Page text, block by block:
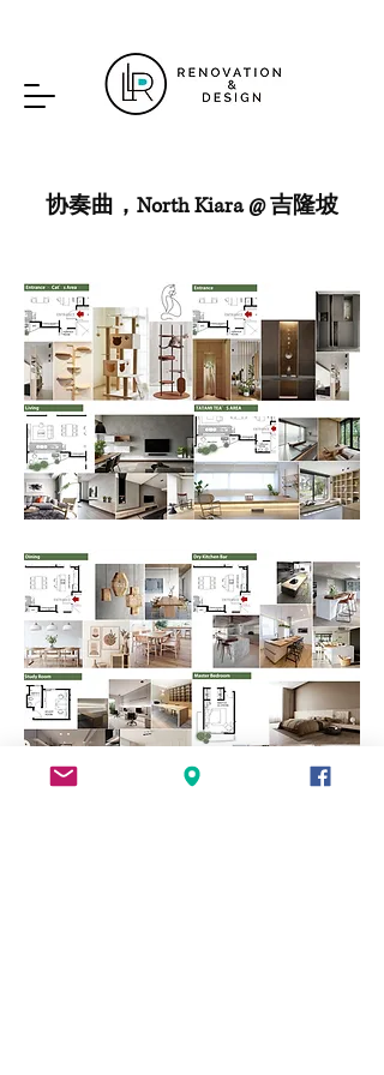
协奏曲，North Kiara @ 吉隆坡